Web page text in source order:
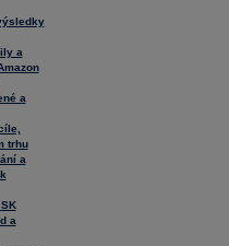
a
a
trhu
a
a